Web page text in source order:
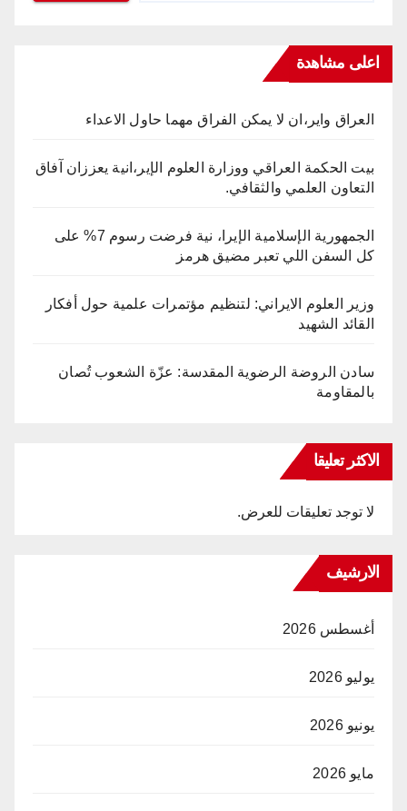
اعلى مشاهدة
العراق واير،ان لا يمكن الفراق مهما حاول الاعداء
بيت الحكمة العراقي ووزارة العلوم الإير،انية يعززان آفاق
التعاون العلمي والثقافي.
الجمهورية الإسلامية الإيرا، نية فرضت رسوم 7% على
كل السفن اللي تعبر مضيق هرمز
وزير العلوم الايراني: لتنظيم مؤتمرات علمية حول أفكار
القائد الشهيد
سادن الروضة الرضوية المقدسة: عزّة الشعوب تُصان
بالمقاومة
الاكثر تعليقا
لا توجد تعليقات للعرض.
الارشيف
أغسطس 2026
يوليو 2026
يونيو 2026
مايو 2026